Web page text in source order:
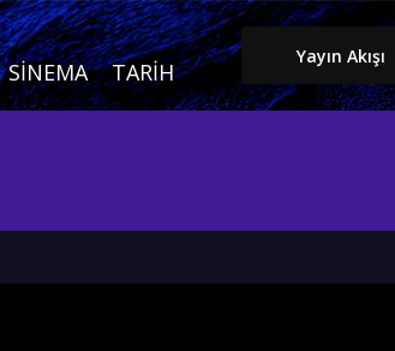
SINEMA TARIH
Yayın Akışı